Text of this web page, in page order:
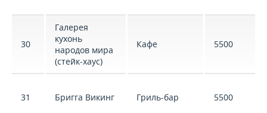
30
Галерея
кухонь
народов мира
(стейк-хаус)
Кафе 5500
31 Бригга Викинг Гриль-бар 5500